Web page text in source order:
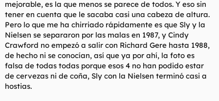
mejorable, es la que menos se parece de todos. Y eso sin
tener en cuenta que le sacaba casi una cabeza de altura.
Pero lo que me ha chirriado rápidamente es que Sly y la
Nielsen se separaron por las malas en 1987, y Cindy
Crawford no empezó a salir con Richard Gere hasta 1988,
de hecho ni se conocían, así que ya por ahí, la foto es
falsa de todas todas porque esos 4 no han podido estar
de cervezas ni de coña, Sly con la Nielsen terminó casi a
hostias.